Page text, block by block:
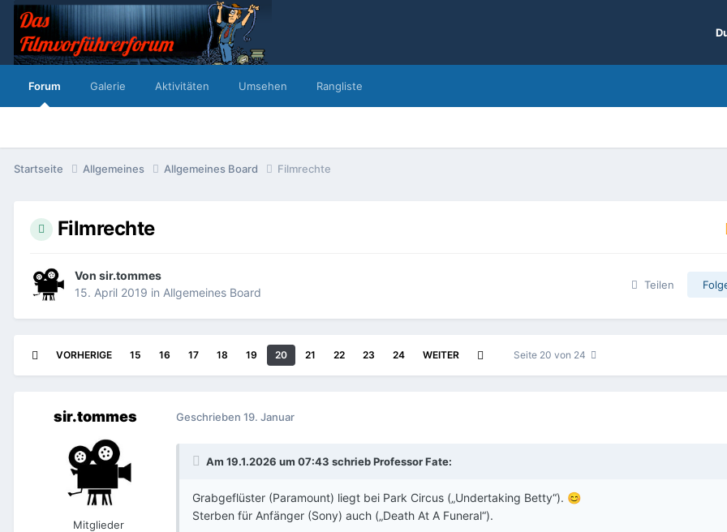
Forum Galerie Aktivitäten Umsehen Rangliste
Startseite Allgemeines Allgemeines Board Filmrechte
Filmrechte
Von sir.tommes
15. April 2019 in Allgemeines Board
Teilen
VORHERIGE 15 16 17 18 19 20 21 22 23 24 WEITER Seite 20 von 24
sir.tommes
Mitglieder
Geschrieben 19. Januar
Am 19.1.2026 um 07:43 schriebProfessor Fate:
Grabgeflüster (Paramount) liegt bei Park Circus („Undertaking Betty“). 😊
Sterben für Anfänger (Sony) auch („Death At A Funeral“).